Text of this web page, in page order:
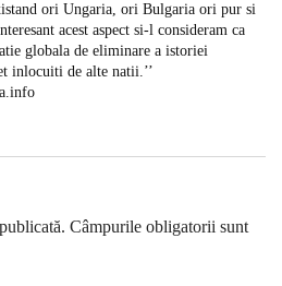
ori Ungaria, ori Bulgaria ori pur si
acest aspect si-l consideram ca
globala de eliminare a istoriei
inlocuiti de alte natii.’’
Câmpurile obligatorii sunt